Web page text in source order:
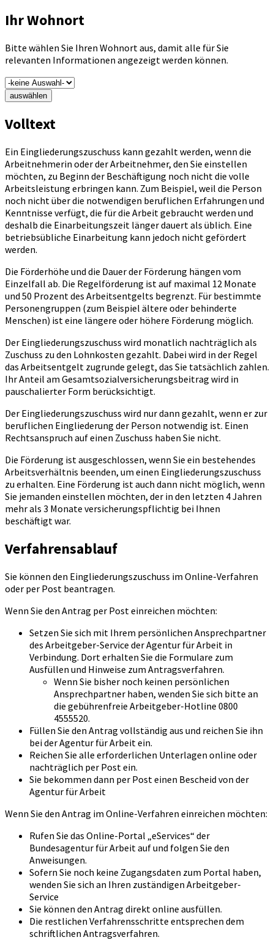
Ihr Wohnort
Bitte wählen Sie Ihren Wohnort aus, damit alle für Sie
relevanten Informationen angezeigt werden können.
auswählen
Volltext
Ein Eingliederungszuschuss kann gezahlt werden, wenn die
Arbeitnehmerin oder der Arbeitnehmer, den Sie einstellen
möchten, zu Beginn der Beschäftigung noch nicht die volle
Arbeitsleistung erbringen kann. Zum Beispiel, weil die Person
noch nicht über die notwendigen beruflichen Erfahrungen und
Kenntnisse verfügt, die für die Arbeit gebraucht werden und
deshalb die Einarbeitungszeit länger dauert als üblich. Eine
betriebsübliche Einarbeitung kann jedoch nicht gefördert
werden.
Die Förderhöhe und die Dauer der Förderung hängen vom
Einzelfall ab. Die Regelförderung ist auf maximal 12 Monate
und 50 Prozent des Arbeitsentgelts begrenzt. Für bestimmte
Personengruppen (zum Beispiel ältere oder behinderte
Menschen) ist eine längere oder höhere Förderung möglich.
Der Eingliederungszuschuss wird monatlich nachträglich als
Zuschuss zu den Lohnkosten gezahlt. Dabei wird in der Regel
das Arbeitsentgelt zugrunde gelegt, das Sie tatsächlich zahlen.
Ihr Anteil am Gesamtsozialversicherungsbeitrag wird in
pauschalierter Form berücksichtigt.
Der Eingliederungszuschuss wird nur dann gezahlt, wenn er zur
beruflichen Eingliederung der Person notwendig ist. Einen
Rechtsanspruch auf einen Zuschuss haben Sie nicht.
Die Förderung ist ausgeschlossen, wenn Sie ein bestehendes
Arbeitsverhältnis beenden, um einen Eingliederungszuschuss
zu erhalten. Eine Förderung ist auch dann nicht möglich, wenn
Sie jemanden einstellen möchten, der in den letzten 4 Jahren
mehr als 3 Monate versicherungspflichtig bei Ihnen
beschäftigt war.
Verfahrensablauf
Sie können den Eingliederungszuschuss im Online-Verfahren
oder per Post beantragen.
Wenn Sie den Antrag per Post einreichen möchten:
Setzen Sie sich mit Ihrem persönlichen Ansprechpartner
des Arbeitgeber-Service der Agentur für Arbeit in
Verbindung. Dort erhalten Sie die Formulare zum
Ausfüllen und Hinweise zum Antragsverfahren.
Wenn Sie bisher noch keinen persönlichen
Ansprechpartner haben, wenden Sie sich bitte an
die gebührenfreie Arbeitgeber-Hotline 0800
4555520.
Füllen Sie den Antrag vollständig aus und reichen Sie ihn
bei der Agentur für Arbeit ein.
Reichen Sie alle erforderlichen Unterlagen online oder
nachträglich per Post ein.
Sie bekommen dann per Post einen Bescheid von der
Agentur für Arbeit
Wenn Sie den Antrag im Online-Verfahren einreichen möchten:
Rufen Sie das Online-Portal „eServices“ der
Bundesagentur für Arbeit auf und folgen Sie den
Anweisungen.
Sofern Sie noch keine Zugangsdaten zum Portal haben,
wenden Sie sich an Ihren zuständigen Arbeitgeber-
Service
Sie können den Antrag direkt online ausfüllen.
Die restlichen Verfahrensschritte entsprechen dem
schriftlichen Antragsverfahren.